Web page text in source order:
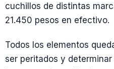
cuchillos de distintas
21.450 pesos en efectivo.
Todos los elementos
ser peritados y